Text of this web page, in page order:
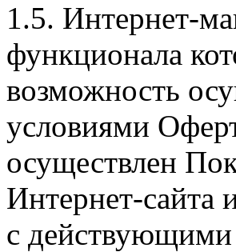
1.5. Интернет-
функционала
возможность
условиями
осуществлен
Интернет-сайта
с действующими